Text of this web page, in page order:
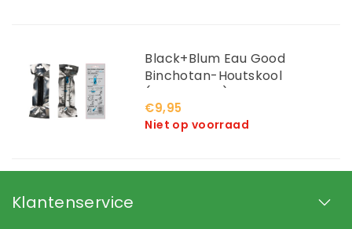
Black+Blum Eau Good
Binchotan-Houtskool
(Waterfilter)
€9,95
Niet op voorraad
Klantenservice